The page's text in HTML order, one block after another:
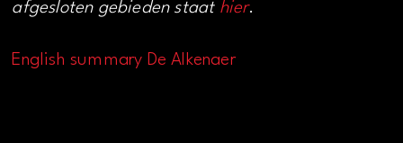
afgesloten gebieden staat hier.
English summary De Alkenaer